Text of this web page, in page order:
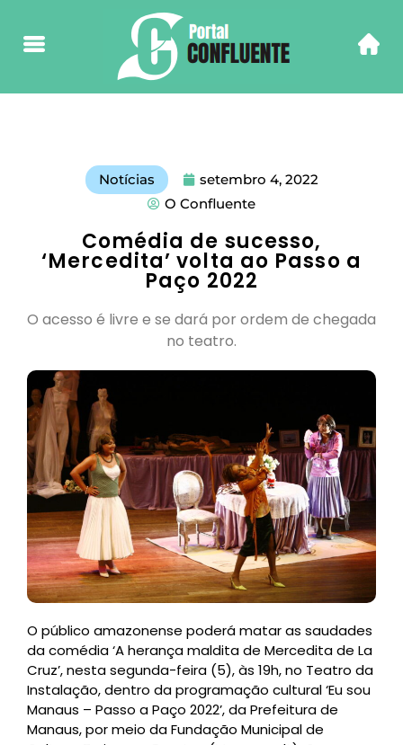
Notícias
setembro 4, 2022
O Confluente
Comédia de sucesso,
‘Mercedita’ volta ao Passo a
Paço 2022
O acesso é livre e se dará por ordem de chegada
no teatro.
O público amazonense poderá matar as saudades
da comédia ‘A herança maldita de Mercedita de La
Cruz’, nesta segunda-feira (5), às 19h, no Teatro da
Instalação, dentro da programação cultural ‘Eu sou
Manaus – Passo a Paço 2022’, da Prefeitura de
Manaus, por meio da Fundação Municipal de